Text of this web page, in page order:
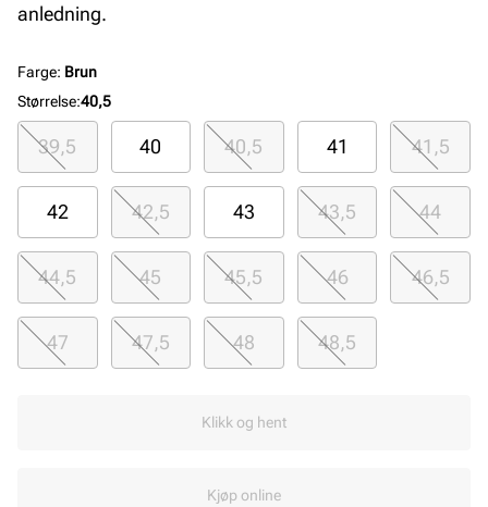
anledning.
Farge: Brun
Størrelse:40,5
39,5 40 40,5 41 41,5
42 42,5 43 43,5 44
44,5 45 45,5 46 46,5
47 47,5 48 48,5
Klikk og hent
Kjøp online